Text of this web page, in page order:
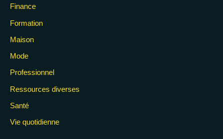
Finance
Formation
Maison
Mode
Professionnel
Ressources diverses
Santé
Vie quotidienne